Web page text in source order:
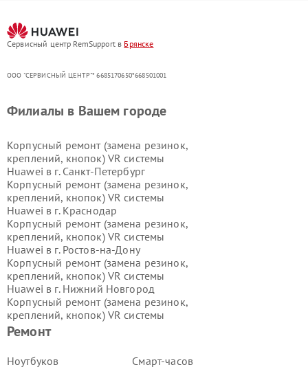
Сервисный центр RemSupport в Брянске
ООО "СЕРВИСНЫЙ ЦЕНТР"* 6685170650*668501001
Ремонт
Ноутбуков Смарт-часов
Филиалы в Вашем городе
Корпусный ремонт (замена резинок,
креплений, кнопок) VR системы
Huawei в г. Санкт-Петербург
Корпусный ремонт (замена резинок,
креплений, кнопок) VR системы
Huawei в г. Краснодар
Корпусный ремонт (замена резинок,
креплений, кнопок) VR системы
Huawei в г. Ростов-на-Дону
Корпусный ремонт (замена резинок,
креплений, кнопок) VR системы
Huawei в г. Нижний Новгород
Корпусный ремонт (замена резинок,
креплений, кнопок) VR системы
Huawei в г.
Корпусный ремонт (замена резинок,
креплений, кнопок) VR системы